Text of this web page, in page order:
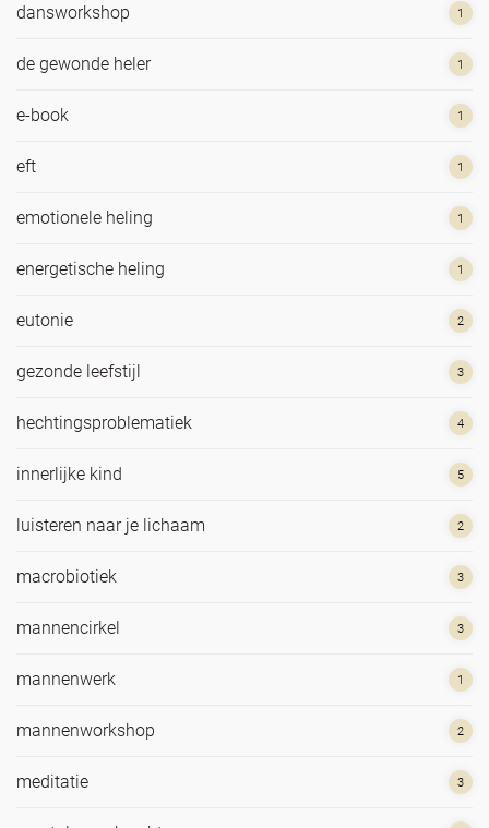
dansworkshop 1
de gewonde heler 1
e-book 1
eft 1
emotionele heling 1
energetische heling 1
eutonie 2
gezonde leefstijl 3
hechtingsproblematiek 4
innerlijke kind 5
luisteren naar je lichaam 2
macrobiotiek 3
mannencirkel 3
mannenwerk 1
mannenworkshop 2
meditatie 3